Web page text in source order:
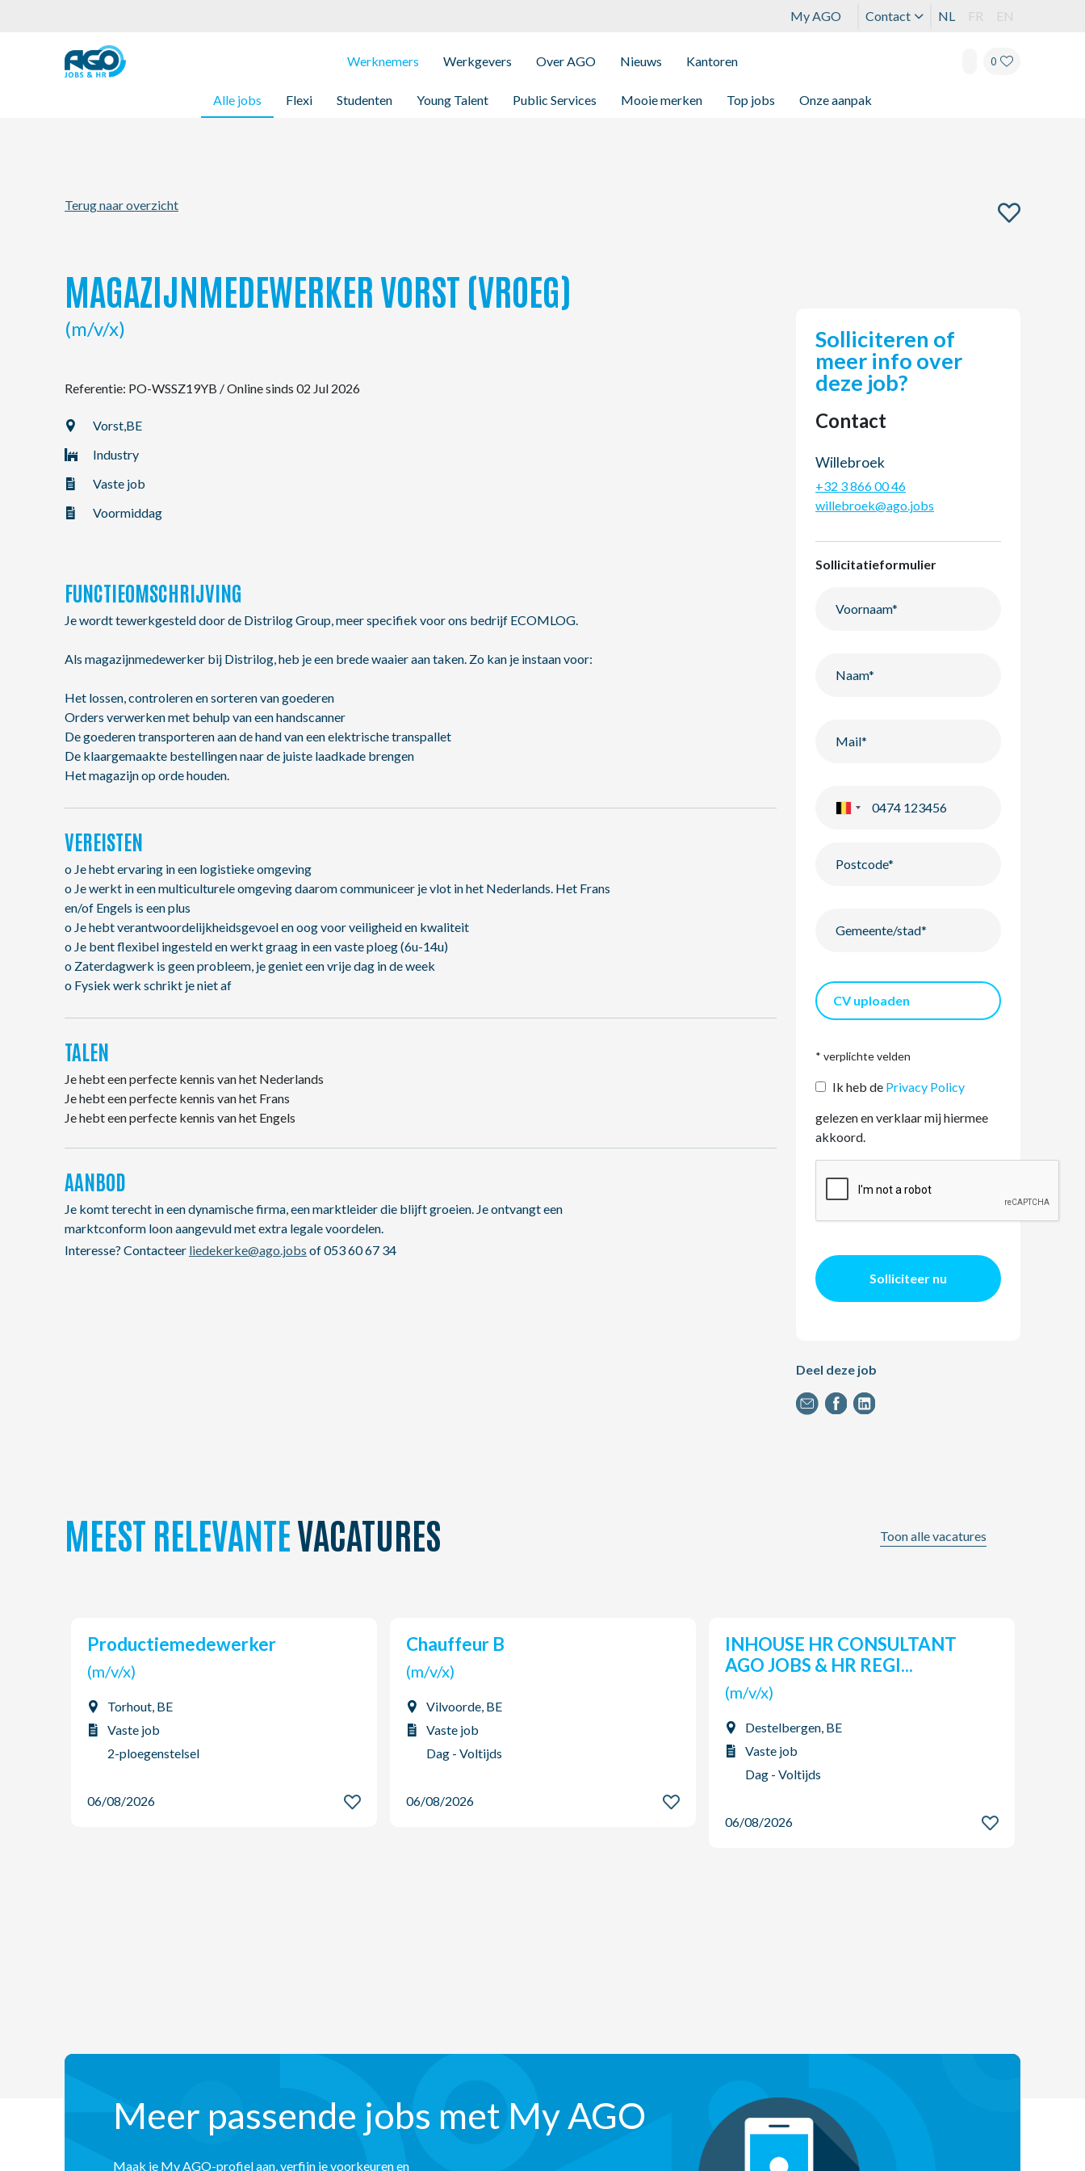
My AGO Contact NL FR EN
Werknemers
Alle jobs Flexi Studenten Young Talent Public Services Mooie merken Top jobs Onze aanpak
Werkgevers Over AGO Nieuws Kantoren 0
Werknemers
Kantoren
My AGO
Terug naar overzicht
MAGAZIJNMEDEWERKER VORST (VROEG)
(m/v/x)
Referentie: PO-WSSZ19YB /Online sinds 02 Jul 2026
Vorst,BE
Industry
Vaste job
Voormiddag
FUNCTIEOMSCHRIJVING
Je wordt tewerkgesteld door de Distrilog Group, meer specifiek voor ons bedrijf ECOMLOG.
Als magazijnmedewerker bij Distrilog, heb je een brede waaier aan taken. Zo kan je instaan voor:
Het lossen, controleren en sorteren van goederen
Orders verwerken met behulp van een handscanner
De goederen transporteren aan de hand van een elektrische transpallet
De klaargemaakte bestellingen naar de juiste laadkade brengen
Het magazijn op orde houden.
VEREISTEN
o Je hebt ervaring in een logistieke omgeving
o Je werkt in een multiculturele omgeving daarom communiceer je vlot in het Nederlands. Het Frans
en/of Engels is een plus
o Je hebt verantwoordelijkheidsgevoel en oog voor veiligheid en kwaliteit
o Je bent flexibel ingesteld en werkt graag in een vaste ploeg (6u-14u)
o Zaterdagwerk is geen probleem, je geniet een vrije dag in de week
o Fysiek werk schrikt je niet af
TALEN
Je hebt een perfecte kennis van het Nederlands
Je hebt een perfecte kennis van het Frans
Je hebt een perfecte kennis van het Engels
AANBOD
Je komt terecht in een dynamische firma, een marktleider die blijft groeien. Je ontvangt een
marktconform loon aangevuld met extra legale voordelen.
Interesse? Contacteer liedekerke@ago.jobs of 053 60 67 34
Solliciteren of
meer info over
deze job?
Contact
Willebroek
+32 3 866 00 46
willebroek@ago.jobs
Sollicitatieformulier
CV uploaden
* verplichte velden
Ik heb de Privacy Policy
gelezen en verklaar mij hiermee
akkoord.
Solliciteer nu
Deel deze job
MEEST RELEVANTEVACATURES Toon alle vacatures
Productiemedewerker
(m/v/x)
Torhout, BE
Vaste job
2-ploegenstelsel
06/08/2026
Chauffeur B
(m/v/x)
Vilvoorde, BE
Vaste job
Dag - Voltijds
06/08/2026
INHOUSE HR CONSULTANT
AGO JOBS & HR REGI...
(m/v/x)
Destelbergen, BE
Vaste job
Dag - Voltijds
06/08/2026
Meer passende jobs met My AGO
Maak je My AGO-profiel aan, verfijn je voorkeuren en